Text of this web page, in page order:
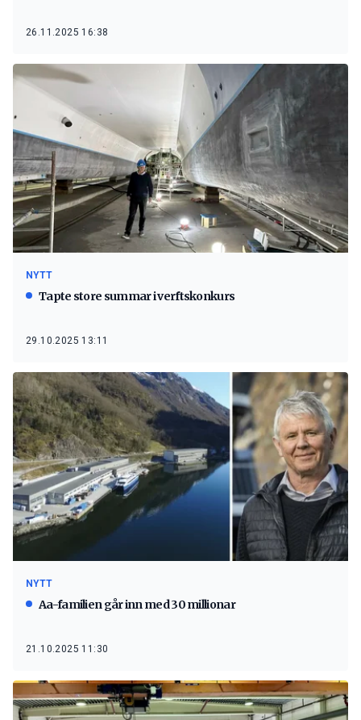
26.11.2025 16:38
NYTT
Tapte store summar i verftskonkurs
29.10.2025 13:11
NYTT
Aa-familien går inn med 30 millionar
21.10.2025 11:30